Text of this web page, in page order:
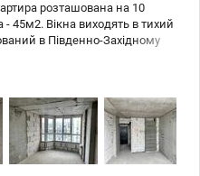
розташована на 10
45м2. Вікна виходять в тихий
в Південно-Західному
товщиною 300 мм з
Лоджії засклені. Будинок
з вертикальними стояками і
(передбачено місце
обліку тепла).